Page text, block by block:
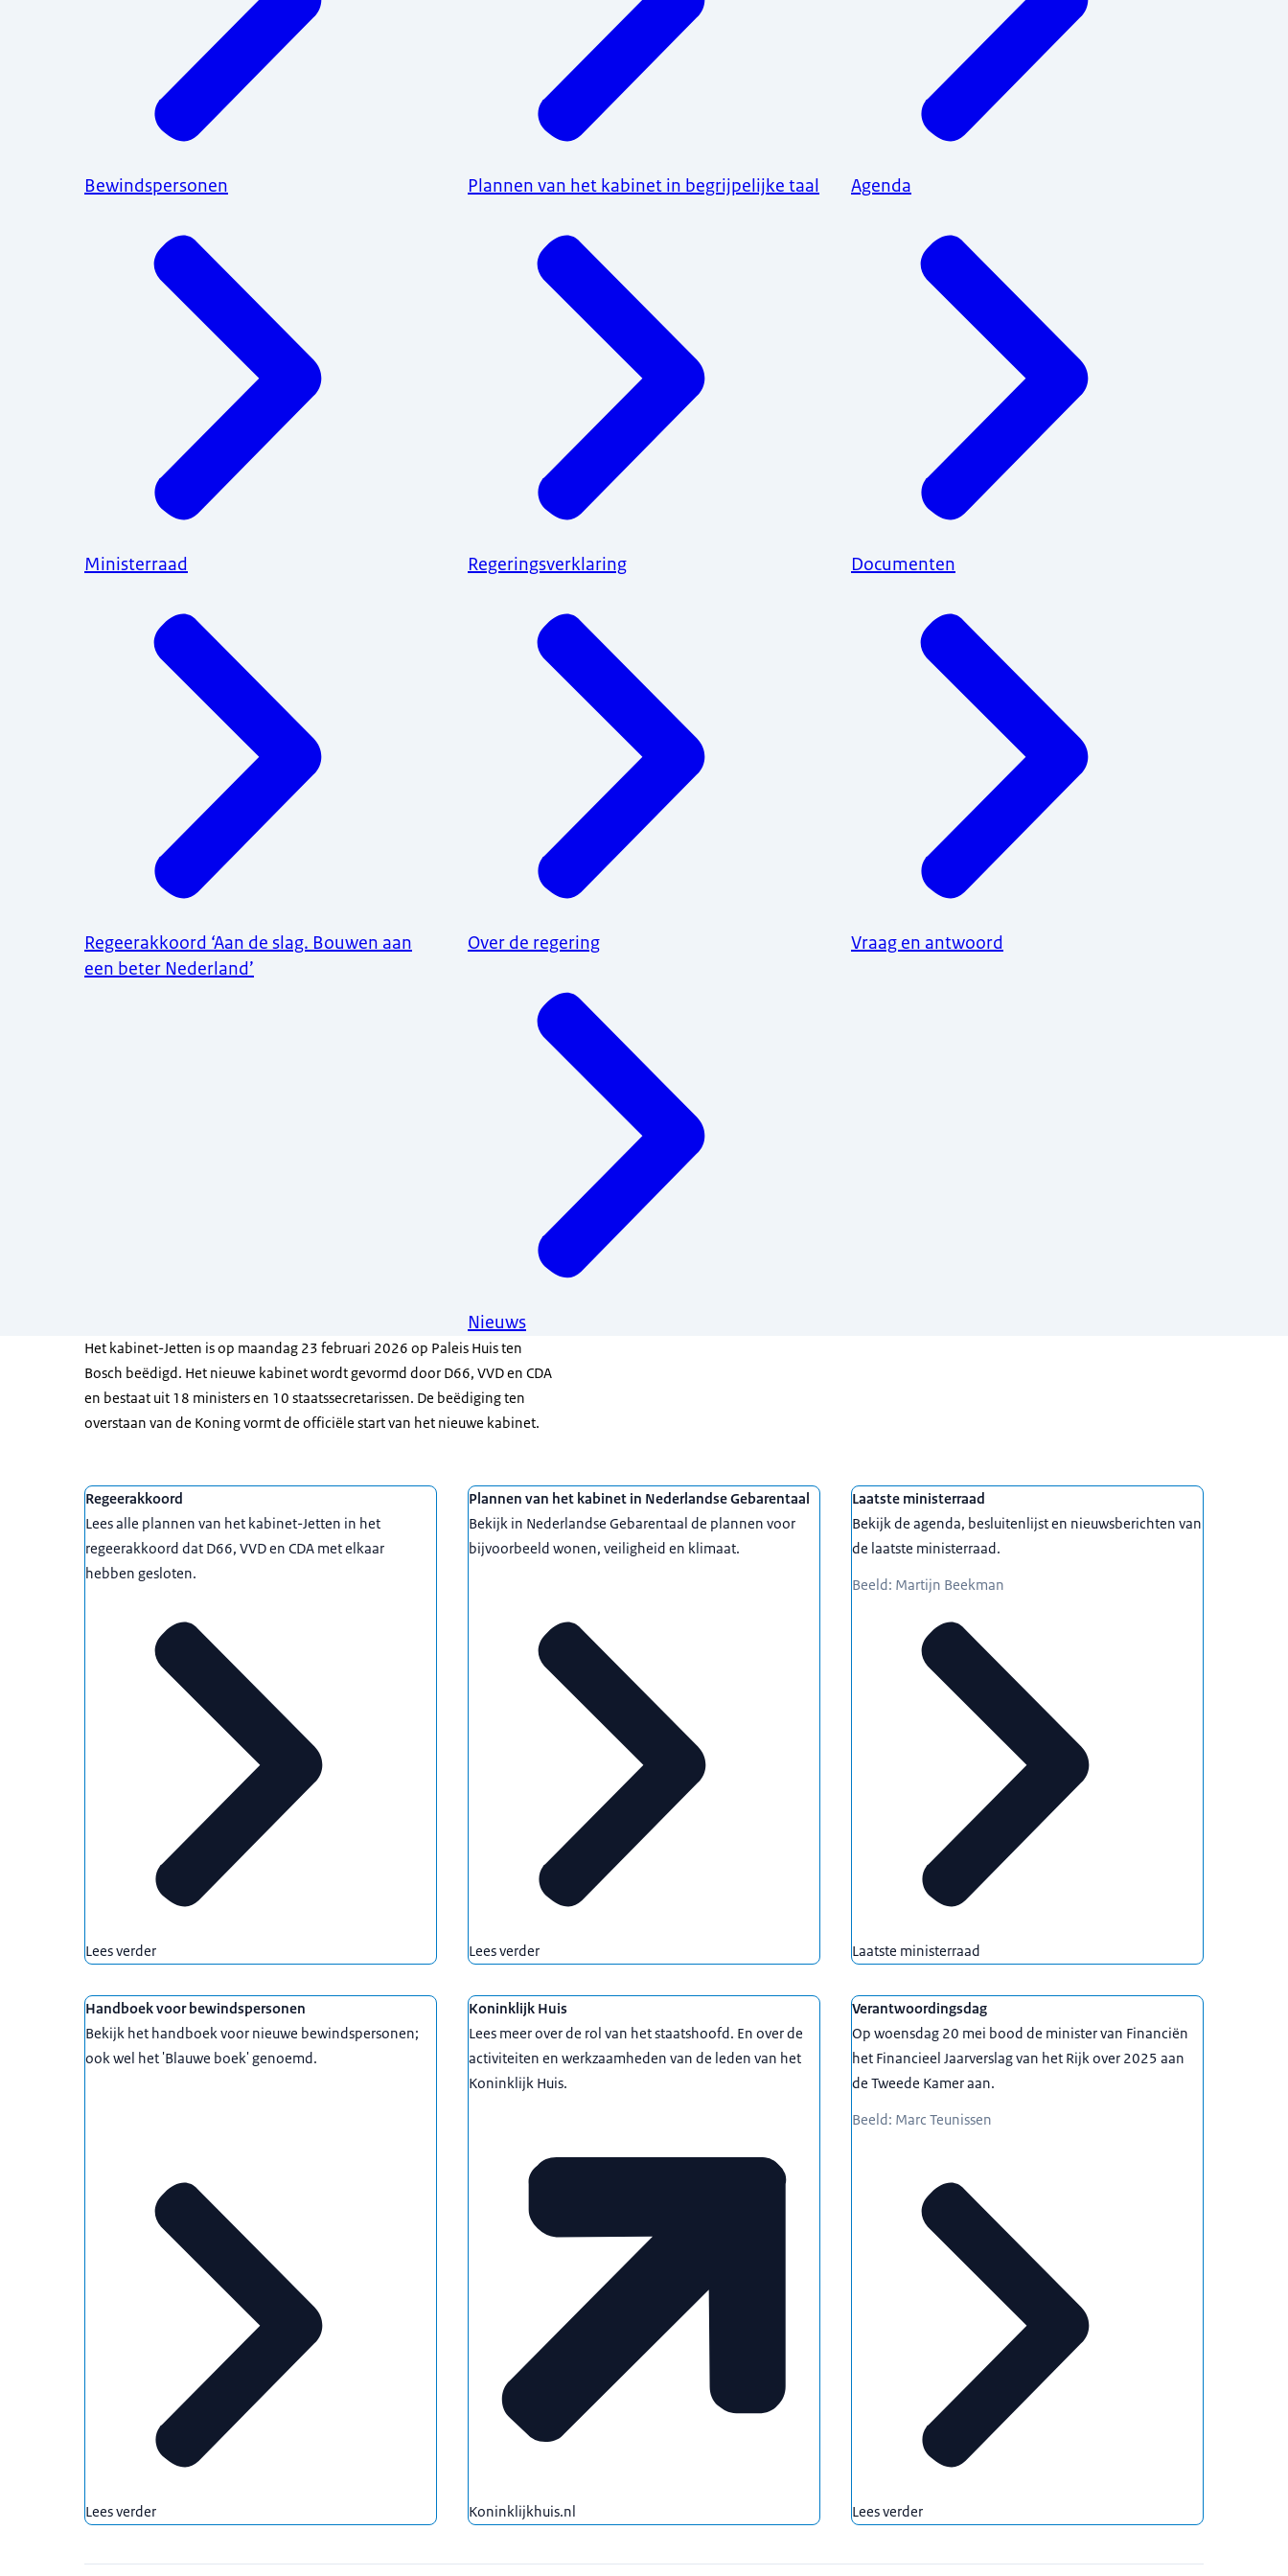
Bewindspersonen
Ministerraad
Regeerakkoord ‘Aan de slag. Bouwen aan
een beter Nederland’
Plannen van het kabinet in begrijpelijke taal
Regeringsverklaring
Over de regering
Nieuws
Agenda
Documenten
Vraag en antwoord
Het kabinet-Jetten is op maandag 23 februari 2026 op Paleis Huis ten
Bosch beëdigd. Het nieuwe kabinet wordt gevormd door D66, VVD en CDA
en bestaat uit 18 ministers en 10 staatssecretarissen. De beëdiging ten
overstaan van de Koning vormt de officiële start van het nieuwe kabinet.
Uitgelicht
Regeerakkoord
Lees alle plannen van het kabinet-Jetten in het
regeerakkoord dat D66, VVD en CDA met elkaar
hebben gesloten.
Lees verder
Plannen van het kabinet in Nederlandse Gebarentaal
Bekijk in Nederlandse Gebarentaal de plannen voor
bijvoorbeeld wonen, veiligheid en klimaat.
Lees verder
Laatste ministerraad
Bekijk de agenda, besluitenlijst en nieuwsberichten van
de laatste ministerraad.
Beeld: Martijn Beekman
Laatste ministerraad
Handboek voor bewindspersonen
Bekijk het handboek voor nieuwe bewindspersonen;
ook wel het 'Blauwe boek' genoemd.
Lees verder
Koninklijk Huis
Lees meer over de rol van het staatshoofd. En over de
activiteiten en werkzaamheden van de leden van het
Koninklijk Huis.
Koninklijkhuis.nl
Verantwoordingsdag
Op woensdag 20 mei bood de minister van Financiën
het Financieel Jaarverslag van het Rijk over 2025 aan
de Tweede Kamer aan.
Beeld: Marc Teunissen
Lees verder